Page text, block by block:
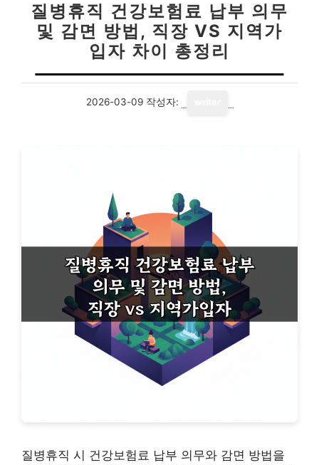
질병휴직 건강보험료 납부 의무
및 감면 방법, 직장 VS 지역가
입자 차이 총정리
2026-03-09 작성자:
질병휴직 시 건강보험료 납부 의무와 감면 방법을